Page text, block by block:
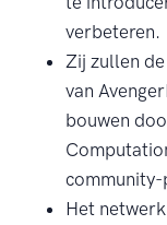
verbeteren.
Zij zullen
van
bouwen
Het